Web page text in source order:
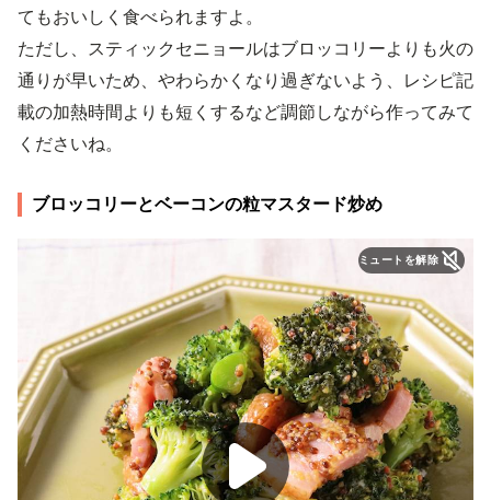
てもおいしく食べられますよ。
ただし、スティックセニョールはブロッコリーよりも火の
通りが早いため、やわらかくなり過ぎないよう、レシピ記
載の加熱時間よりも短くするなど調節しながら作ってみて
くださいね。
ブロッコリーとベーコンの粒マスタード炒め
ミュートを解除